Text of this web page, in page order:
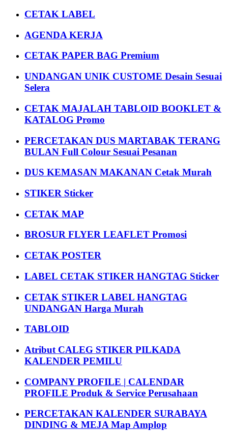
CETAK LABEL
AGENDA KERJA
CETAK PAPER BAG Premium
UNDANGAN UNIK CUSTOME Desain Sesuai
Selera
CETAK MAJALAH TABLOID BOOKLET &
KATALOG Promo
PERCETAKAN DUS MARTABAK TERANG
BULAN Full Colour Sesuai Pesanan
DUS KEMASAN MAKANAN Cetak Murah
STIKER Sticker
CETAK MAP
BROSUR FLYER LEAFLET Promosi
CETAK POSTER
LABEL CETAK STIKER HANGTAG Sticker
CETAK STIKER LABEL HANGTAG
UNDANGAN Harga Murah
TABLOID
Atribut CALEG STIKER PILKADA
KALENDER PEMILU
COMPANY PROFILE | CALENDAR
PROFILE Produk & Service Perusahaan
PERCETAKAN KALENDER SURABAYA
DINDING & MEJA Map Amplop